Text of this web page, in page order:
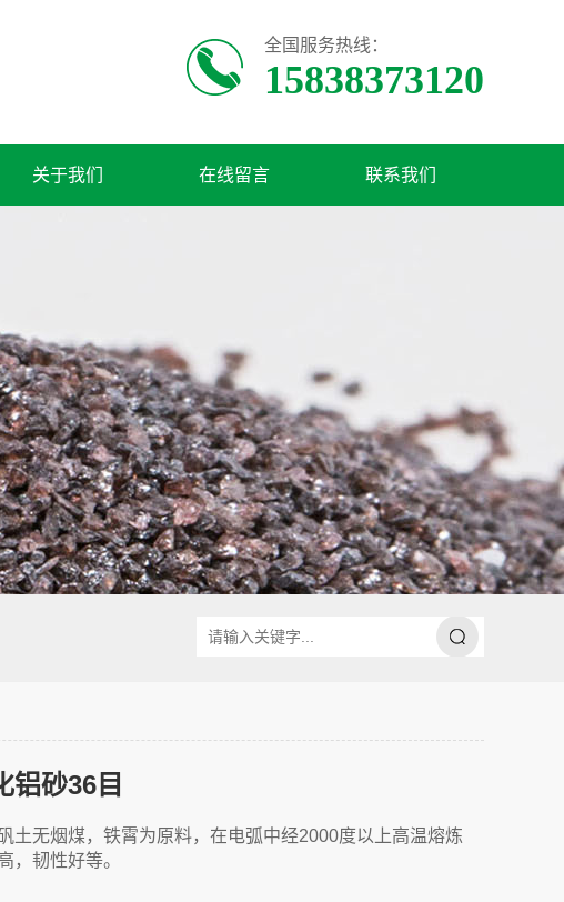
全国服务热线：
15838373120
关于我们 在线留言 联系我们
铝砂36目
土无烟煤，铁霄为原料，在电弧中经2000度以上高温熔炼
，韧性好等。